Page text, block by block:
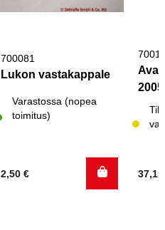
700081
Lukon vastakappale
Varastossa (nopea
toimitus)
2,50 €
2005